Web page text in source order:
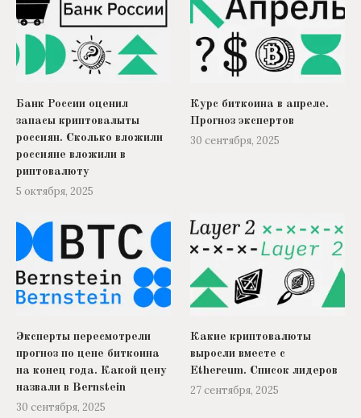
Банк России оценил
запасы криптовалыты
россиян. Сколько вложили
россияне вложили в
риптовалюту
5 октября, 2025
Курс биткоина в апреле.
Прогноз экспертов
30 сентября, 2025
Эксперты пересмотрели
прогноз по цене биткоина
на конец года. Какой цену
назвали в Bernstein
30 сентября, 2025
Какие криптовалюты
выросли вместе с
Ethereum. Список лидеров
27 сентября, 2025